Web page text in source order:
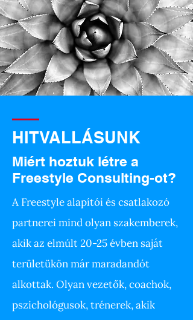
HITVALLÁSUNK
Miért hoztuk létre a
Freestyle Consulting-ot?
A Freestyle alapítói és csatlakozó
partnerei mind olyan szakemberek,
akik az elmúlt 20-25 évben saját
területükön már maradandót
alkottak. Olyan vezetők, coachok,
pszichológusok, trénerek, akik